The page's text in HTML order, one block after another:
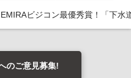
EMIRAビジコン最優秀賞！「下水
のご意見募集!